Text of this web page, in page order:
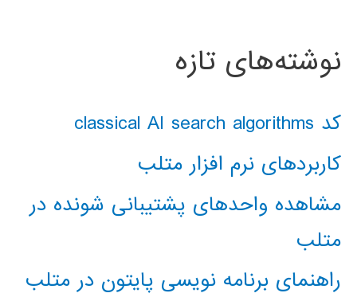
نوشته‌های تازه
کد classical AI search algorithms
کاربردهای نرم افزار متلب
مشاهده واحدهای پشتیبانی شونده در
متلب
راهنمای برنامه نویسی پایتون در متلب